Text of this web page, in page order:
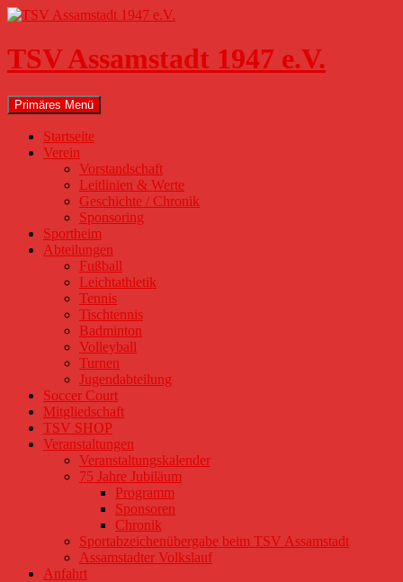
Zum
springen
TSV Assamstadt 1947 e.V.
Suchen
Primäres Menü
Startseite
Verein
Vorstandschaft
Leitlinien & Werte
Geschichte / Chronik
Sponsoring
Sportheim
Abteilungen
Fußball
Leichtathletik
Tennis
Tischtennis
Badminton
Volleyball
Turnen
Jugendabteilung
Soccer Court
Mitgliedschaft
TSV SHOP
Veranstaltungen
Veranstaltungskalender
75 Jahre Jubiläum
Programm
Sponsoren
Chronik
Sportabzeichenübergabe beim TSV Assamstadt
Assamstadter Volkslauf
Anfahrt